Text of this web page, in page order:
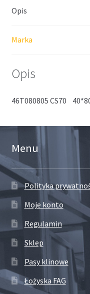
Opis
Marka
Opis
46T080805 CS70
Menu
Polityka
Moje konto
Regulamin
Sklep
Pasy klinowe
Łożyska FAG